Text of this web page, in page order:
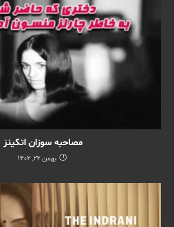
مصاحبه سوزان اتکینز
بهمن 22, 1402